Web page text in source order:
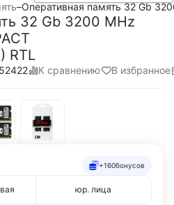
–Оперативная память 32 Gb
32 Gb 3200 MHz
RTL
52422 К сравнению В избранное
+160бонусов
юр. лица